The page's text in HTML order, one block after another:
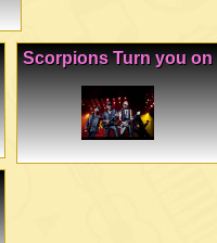
Scorpions Turn you on